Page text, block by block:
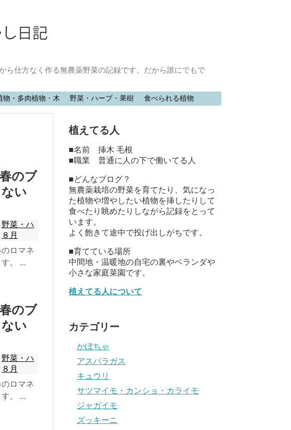
ら仕方なく作る無農薬野菜の記録です。だから誰にでもで
物・多肉植物・木 野菜・ハーブ・果樹 食べられる植物
のブ
い
野菜・ハ
８月
ロマネ
。 ...
のブ
い
野菜・ハ
８月
ロマネ
。 ...
植えてる人
■名前 挿木 毛根
■職業 普通に人の下で働いてる人
■どんなブログ？
無農薬栽培の野菜を育てたり、気になっ
た植物や増やしたい植物を挿したりして
食べたり眺めたりしながら記録をとって
います。
よく飽きて途中で投げ出しがちです。
■育てている場所
中間地・温暖地の自宅の裏やベランダや
小さな家庭菜園です。
植えてる人について
カテゴリー
かぼちゃ
アスパラガス
キュウリ
サツマイモ・カンショ・カライモ
ジャガイモ
ズッキーニ